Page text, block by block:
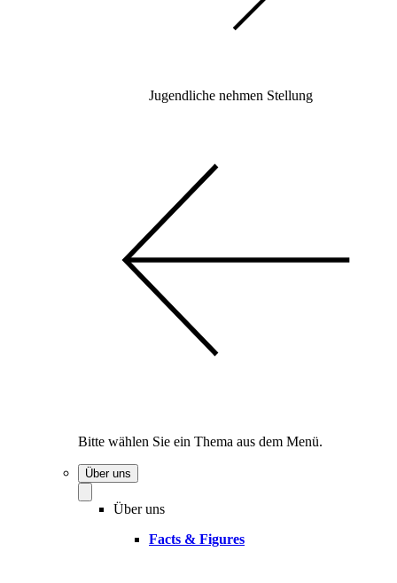
Jugendliche nehmen Stellung
Bitte wählen Sie ein Thema aus dem Menü.
Über uns
Über uns
Facts & Figures